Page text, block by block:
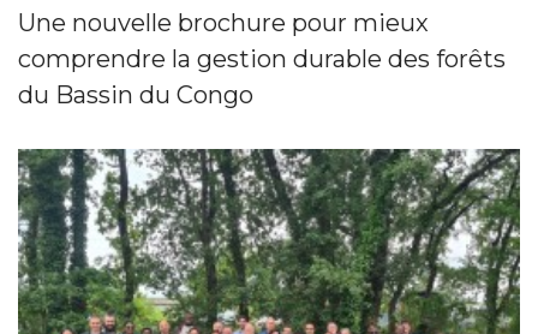
Une nouvelle brochure pour mieux
comprendre la gestion durable des forêts
du Bassin du Congo